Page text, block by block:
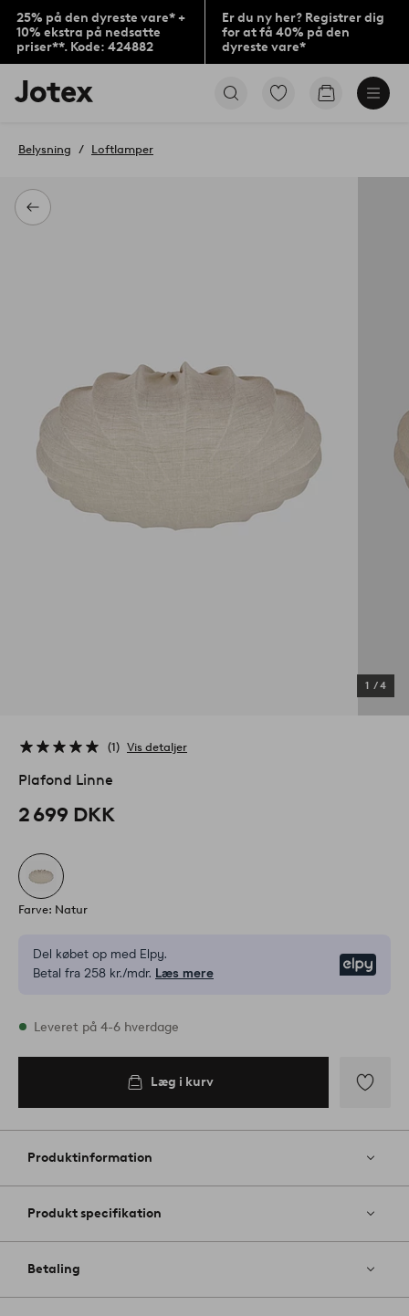
25% på den dyreste vare* +
10% ekstra på nedsatte
priser**. Kode: 424882
Er du ny her? Registrer dig
for at få 40% på den
dyreste vare*
Jotex
logo
til
Gå
Gå
Tilbage
Belysning Loftlamper
1 /4
1 Vis detaljer
Plafond Linne
2 699 DKK
Farve: Natur
Del købet op med Elpy.
Betal fra 258 kr./mdr. Læs mere
På lager
Leveret på 4-6 hverdage
Læg i kurv
til
Produktinformation
Produkt specifikation
Betaling